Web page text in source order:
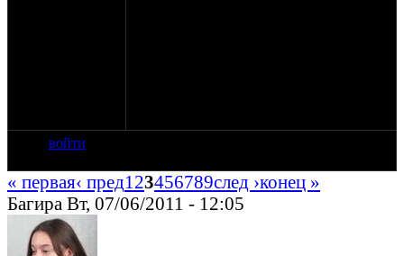
войти
« первая‹ пред1 23456789след ›конец »
Багира Вт, 07/06/2011 - 12:05